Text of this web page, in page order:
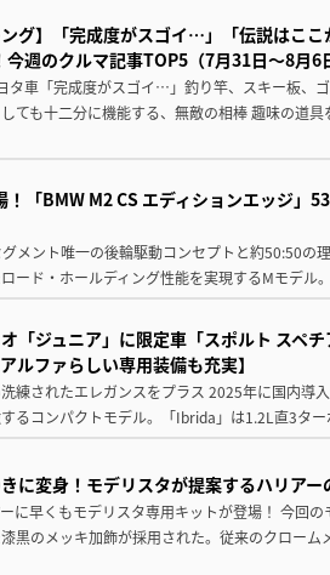
ング】「完成度がスゴイ…」「伝説はこ
今週のクルマ記事TOP5（7月31日〜8月6
車「完成度がスゴイ…」釣り竿、スキー板、
ても十二分に機能する、無敵の相棒 趣味の道
！「BMW M2 CS エディションエッジ」
メント唯一の後輪駆動コンセプトと約50:50の
ード・ホールディング性能を実現するMモデ
「ジュニア」に限定車「スポルト スペ
ルファらしい専用装備も充実】
練されたエレガンスをプラス 2025年に国内導
るコンパクトモデル。「Ibrida」は1.2L直3タ
に変身！モデリスタが提案するハリアー
に早くもモデリスタ専用キットが登場！ 今回
黒のメッキ加飾が採用された。従来のクロー